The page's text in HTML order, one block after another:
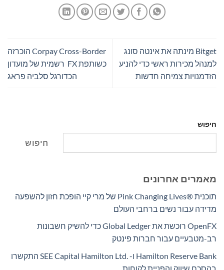
Bitget מינתה את אינטה סונג
למנהל מכירות ראשי כדי להניע
הזדמנויות צמיחה חדשות
Corpay Cross-Border הוכרזה
כשותפת FX רשמית של מועדון
הכדורגל סלביה פראג
חיפוש
חיפוש
מאמרים אחרונים
תוכנית Pink Changing Lives®‎ של מרי קיי הופכת חזון להשפעה
מדידה עבור נשים ברחבי העולם
OpenFX רוכשת את Global Ledger כדי להשיק חשבונות
רב-מטבעיים עבור חברות פינטק
Hamilton Reserve Bank ו- SEE Capital Hamilton Ltd.‎ התקשרו